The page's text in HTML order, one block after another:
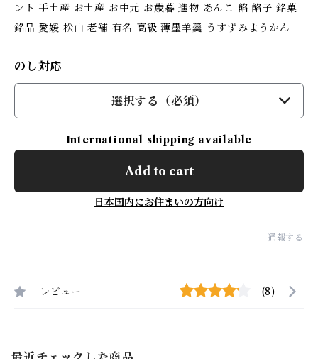
ント 手土産 お土産 お中元 お歳暮 進物 あんこ 餡 餡子 銘菓
銘品 愛媛 松山 老舗 有名 高級 薄墨羊羹 うすずみようかん
のし対応
選択する（必須）
International shipping available
Add to cart
日本国内にお住まいの方向け
通報する
レビュー (8)